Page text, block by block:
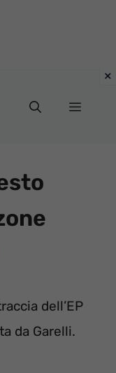
Menu
dell’EP
da Garelli.